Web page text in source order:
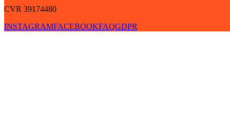
CVR 39174480
INSTAGRAMFACEBOOKFAQGDPR